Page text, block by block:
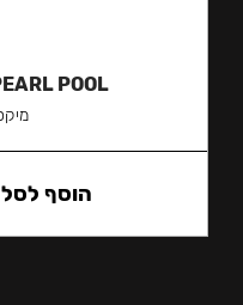
POOL
הוסף לסל